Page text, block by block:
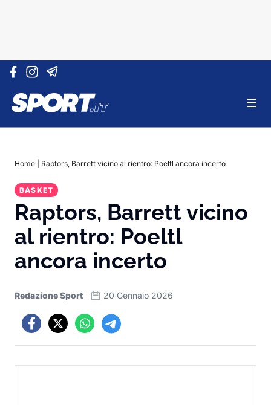
Vai al contenuto
Home Raptors, Barrett vicino al rientro: Poeltl ancora incerto
BASKET
Raptors, Barrett vicino
al rientro: Poeltl
ancora incerto
Redazione Sport 20 Gennaio 2026